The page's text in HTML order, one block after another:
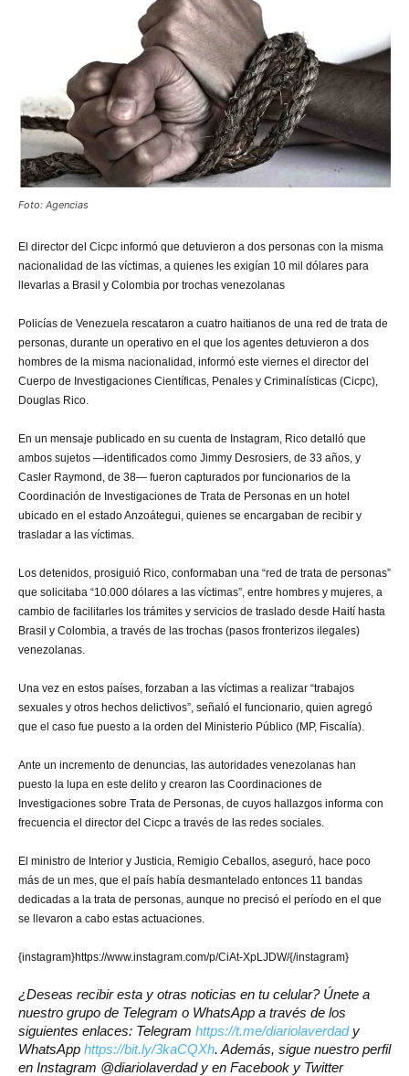
Foto: Agencias
El director del Cicpc informó que detuvieron a dos personas con la misma
nacionalidad de las víctimas, a quienes les exigían 10 mil dólares para
llevarlas a Brasil y Colombia por trochas venezolanas
Policías de Venezuela rescataron a cuatro haitianos de una red de trata de
personas, durante un operativo en el que los agentes detuvieron a dos
hombres de la misma nacionalidad, informó este viernes el director del
Cuerpo de Investigaciones Científicas, Penales y Criminalísticas (Cicpc),
Douglas Rico.
En un mensaje publicado en su cuenta de Instagram, Rico detalló que
ambos sujetos —identificados como Jimmy Desrosiers, de 33 años, y
Casler Raymond, de 38— fueron capturados por funcionarios de la
Coordinación de Investigaciones de Trata de Personas en un hotel
ubicado en el estado Anzoátegui, quienes se encargaban de recibir y
trasladar a las víctimas.
Los detenidos, prosiguió Rico, conformaban una “red de trata de personas”
que solicitaba “10.000 dólares a las víctimas”, entre hombres y mujeres, a
cambio de facilitarles los trámites y servicios de traslado desde Haití hasta
Brasil y Colombia, a través de las trochas (pasos fronterizos ilegales)
venezolanas.
Una vez en estos países, forzaban a las víctimas a realizar “trabajos
sexuales y otros hechos delictivos”, señaló el funcionario, quien agregó
que el caso fue puesto a la orden del Ministerio Público (MP, Fiscalía).
Ante un incremento de denuncias, las autoridades venezolanas han
puesto la lupa en este delito y crearon las Coordinaciones de
Investigaciones sobre Trata de Personas, de cuyos hallazgos informa con
frecuencia el director del Cicpc a través de las redes sociales.
El ministro de Interior y Justicia, Remigio Ceballos, aseguró, hace poco
más de un mes, que el país había desmantelado entonces 11 bandas
dedicadas a la trata de personas, aunque no precisó el período en el que
se llevaron a cabo estas actuaciones.
{instagram}https://www.instagram.com/p/CiAt-XpLJDW/{/instagram}
¿Deseas recibir esta y otras noticias en tu celular? Únete a
nuestro grupo de Telegram o WhatsApp a través de los
siguientes enlaces: Telegram https://t.me/diariolaverdady
WhatsApp https://bit.ly/3kaCQXh. Además, sigue nuestro perfil
en Instagram @diariolaverdad y en Facebook y Twitter